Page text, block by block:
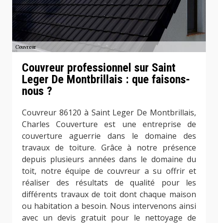
Couvreur professionnel sur Saint
Leger De Montbrillais : que faisons-
nous ?
Couvreur 86120 à Saint Leger De Montbrillais,
Charles Couverture est une entreprise de
couverture aguerrie dans le domaine des
travaux de toiture. Grâce à notre présence
depuis plusieurs années dans le domaine du
toit, notre équipe de couvreur a su offrir et
réaliser des résultats de qualité pour les
différents travaux de toit dont chaque maison
ou habitation a besoin. Nous intervenons ainsi
avec un devis gratuit pour le nettoyage de